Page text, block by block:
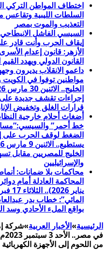
اختطاف المواطن التركي
السلطات الليبية وتقاعس
التعذيب والموت بمصر
السيسي الفاشل
الأزهر: قانون إعدام
القانون الدولي ويهدد القيم
داعمو الانقلاب يديرون
مواطنين توفوا في الكويت
إجراءات تقشف جديدة
قرارات الغلق وتخفيض
خط أحمر”
الضغط لوقف الحرب على
الخليج للمصريين مقابل
والإسرائيليين
محاكمات بلا ضمانات:
المائي”: خطاب بدر
بواقع الملء الأحادي وسد
الرئيسية»الأخبار العربية»شركة
من اللحوم إلى الأجهزة الكهربائية